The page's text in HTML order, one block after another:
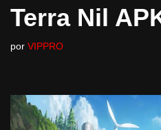
Terra Nil
por VIPPRO